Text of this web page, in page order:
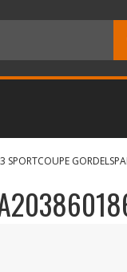
SPORTCOUPE